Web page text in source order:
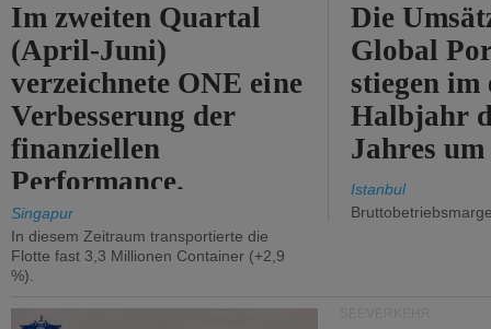
Im zweiten Quartal
(April-Juni)
verzeichnete ONE eine
Verbesserung der
finanziellen
Performance.
Singapur
In diesem Zeitraum transportierte die
Flotte fast 3,3 Millionen Container (+2,9
%).
Die
Global
stiegen im
Halbjahr
Jahres
Istanbul